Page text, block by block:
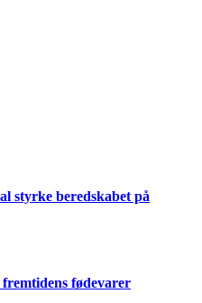
styrke beredskabet på
fødevarer